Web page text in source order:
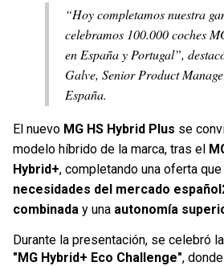
“Hoy completamos nuestra
celebramos 100.000 coches
en España y Portugal”,
Galve, Senior Product
España.
El nuevo MG HS Hybrid Plus se
modelo híbrido de la marca, tras el
Hybrid+, completando una oferta
necesidades del mercado
combinada y una autonomía
Durante la presentación, se celebró
"MG Hybrid+ Eco Challenge",